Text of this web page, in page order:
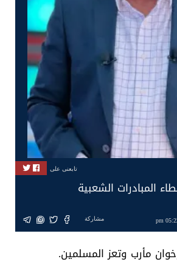
تابعنى على
المبادرات الشعبية
مشاركة
مأرب وتعز المسلمين.